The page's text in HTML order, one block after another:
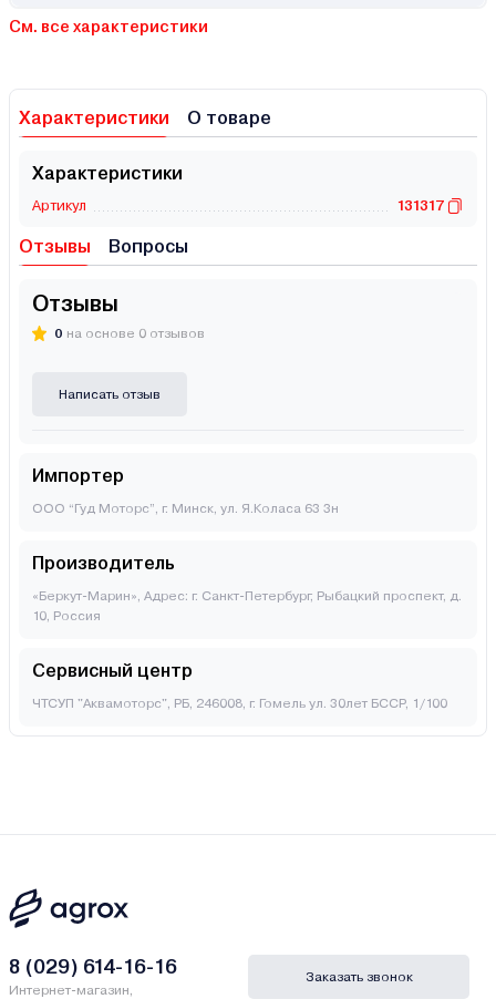
См. все характеристики
Характеристики О товаре
Характеристики
Артикул 131317
Отзывы Вопросы
Отзывы
0 на основе 0 отзывов
Написать отзыв
Импортер
ООО “Гуд Моторс”, г. Минск, ул. Я.Коласа 63 3н
Производитель
«Беркут-Марин», Адрес: г. Санкт-Петербург, Рыбацкий проспект, д.
10, Россия
Сервисный центр
ЧТСУП "Аквамоторс", РБ, 246008, г. Гомель ул. 30лет БССР, 1/100
8 (029) 614-16-16
Интернет-магазин,
Заказать звонок